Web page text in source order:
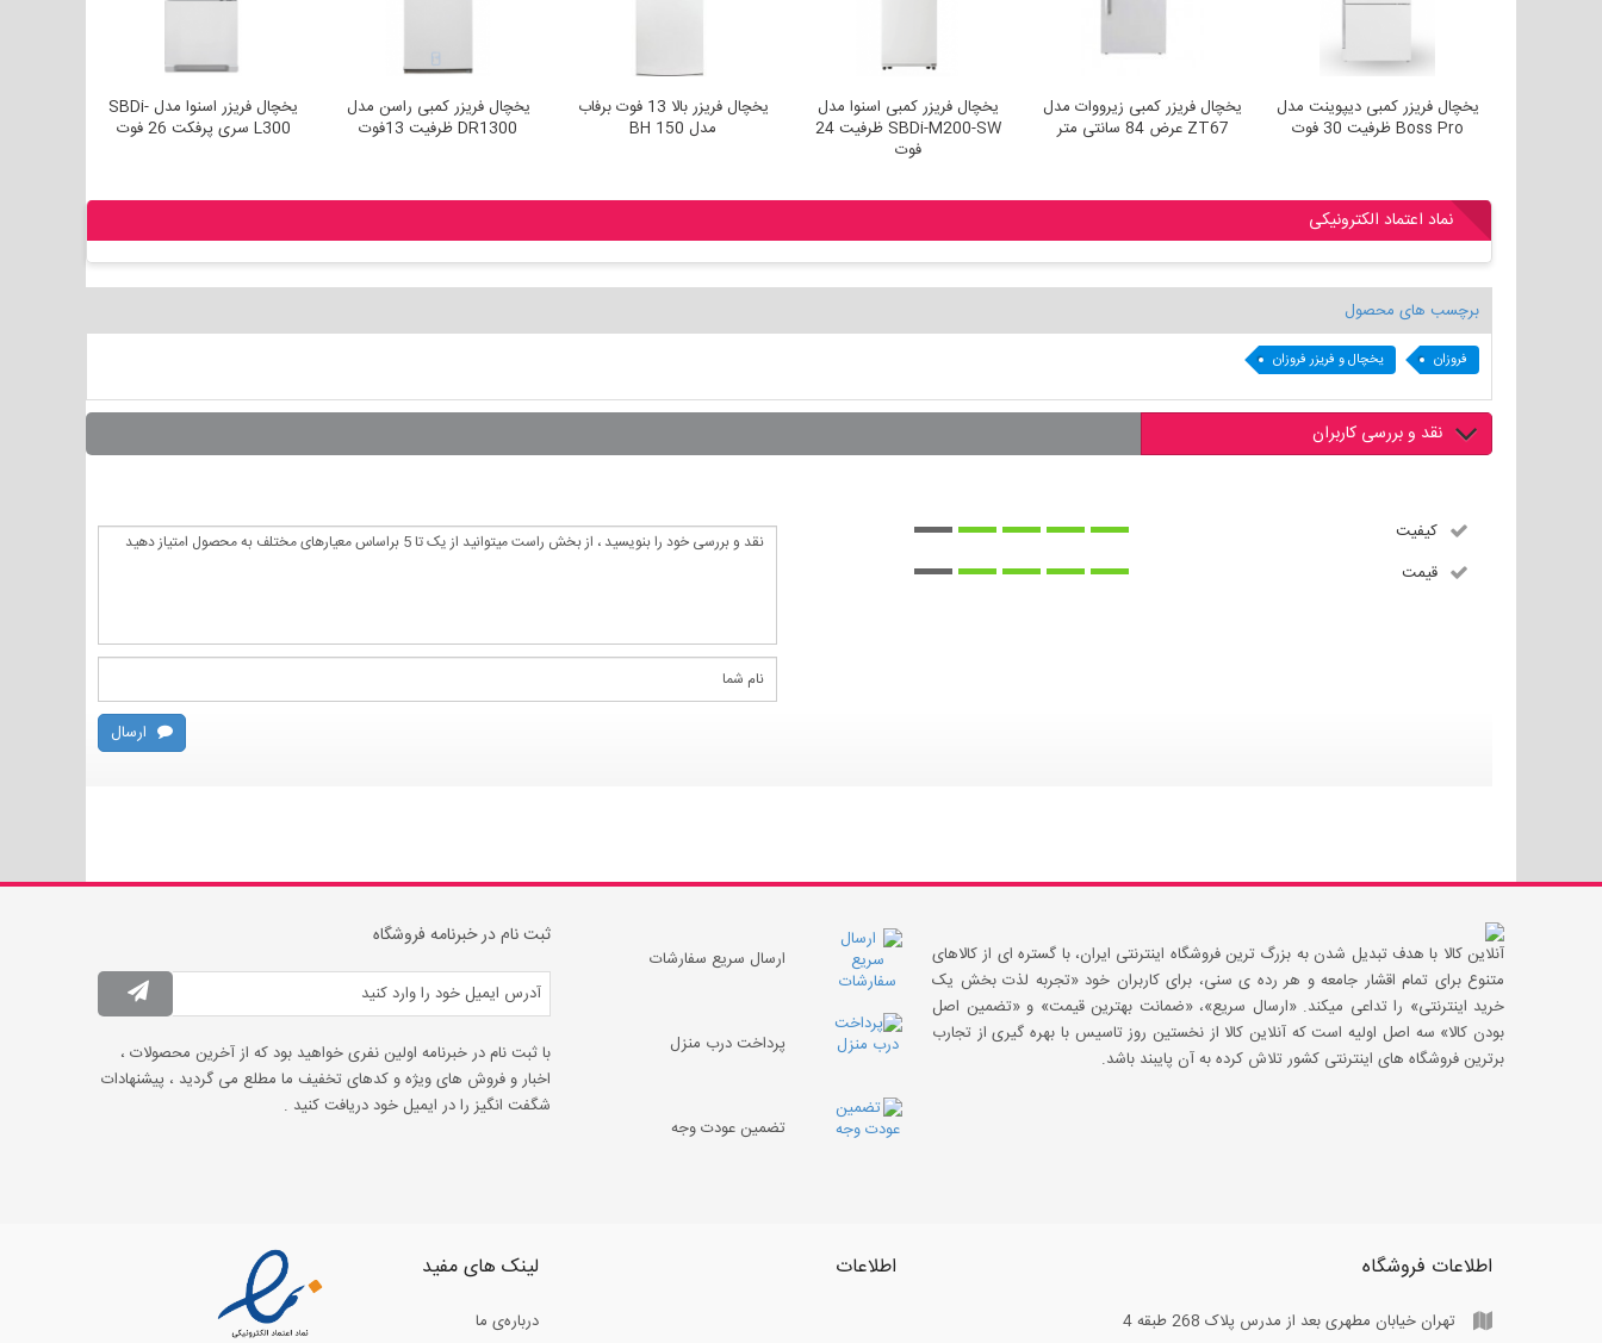
L300 سری پرفکت 26 فوت
یخچال فریزر کمبی راسن مدل
DR1300 ظرفیت 13فوت
یخچال فریزر بالا 13 فوت برفاب
مدل BH 150
یخچال فریزر کمبی اسنوا مدل
یخچال فریزر کمبی زیرووات مدل
ZT67 عرض 84 سانتی متر
یخچال فریزر کمبی دیپوینت مدل
Boss Pro ظرفیت 30 فوت
یخچال فریزر دو درب 16 فوت
نماد اعتماد الکترونیکی
برچسب های محصول
فروزان یخچال و فریزر فروزان
نقد و بررسی کاربران
کیفیت
قیمت
ارسال
آنلاین کالا با هدف تبدیل شدن به بزرگ ترین فروشگاه اینترنتی ایران، با گستره ای از کالاهای
متنوع برای تمام اقشار جامعه و هر رده ی سنی، برای کاربران خود «تجربه لذت بخش یک
خرید اینترنتی» را تداعی میکند. «ارسال سریع»، «ضمانت بهترین قیمت» و «تضمین اصل
بودن کالا» سه اصل اولیه است که آنلاین کالا از نخستین روز تاسیس با بهره گیری از تجارب
برترین فروشگاه های اینترنتی کشور تلاش کرده به آن پایبند باشد.
ارسال سریع سفارشات
پرداخت درب منزل
تضمین عودت وجه
ثبت نام در خبرنامه فروشگاه
با ثبت نام در خبرنامه اولین نفری خواهید بود که از آخرین محصولات ،
اخبار و فروش های ویژه و کدهای تخفیف ما مطلع می گردید ، پیشنهادات
شگفت انگیز را در ایمیل خود دریافت کنید .
اطلاعات فروشگاه
تهران خیابان مطهری بعد از مدرس پلاک 268 طبقه 4
اطلاعات لینک های مفید
درباره‌ی ما